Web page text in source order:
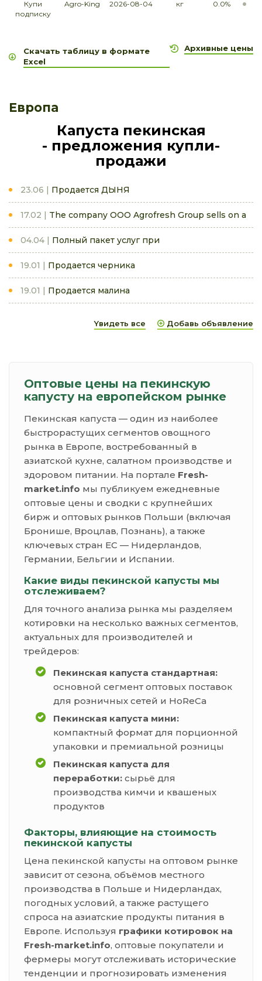
Купи
подписку
Agro-King 2026-08-04 кг 0.0%
Архивные цены
Скачать таблицу в формате
Excel
Европа
Капуста пекинская
- предложения купли-
продажи
23.06 Продается ДЫНЯ
17.02 The company OOO Agrofresh Group sells on a
04.04 Полный пакет услуг при
19.01 Продается черника
19.01 Продается малина
Yвидеть все Добавь объявление
Оптовые цены на пекинскую
капусту на европейском рынке
Пекинская капуста — один из наиболее
быстрорастущих сегментов овощного
рынка в Европе, востребованный в
азиатской кухне, салатном производстве и
здоровом питании. На портале Fresh-
market.info мы публикуем ежедневные
оптовые цены и сводки с крупнейших
бирж и оптовых рынков Польши (включая
Бронише, Вроцлав, Познань), а также
ключевых стран ЕС — Нидерландов,
Германии, Бельгии и Испании.
Какие виды пекинской капусты мы
отслеживаем?
Для точного анализа рынка мы разделяем
котировки на несколько важных сегментов,
актуальных для производителей и
трейдеров:
Пекинская капуста стандартная:
основной сегмент оптовых поставок
для розничных сетей и HoReCa
Пекинская капуста мини:
компактный формат для порционной
упаковки и премиальной розницы
Пекинская капуста для
переработки: сырьё для
производства кимчи и квашеных
продуктов
Факторы, влияющие на стоимость
пекинской капусты
Цена пекинской капусты на оптовом рынке
зависит от сезона, объёмов местного
производства в Польше и Нидерландах,
погодных условий, а также растущего
спроса на азиатские продукты питания в
Европе. Используя графики котировок на
Fresh-market.info, оптовые покупатели и
фермеры могут отслеживать исторические
тенденции и прогнозировать изменения